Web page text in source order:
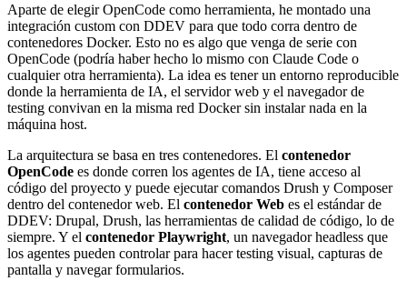
Aparte de elegir OpenCode como herramienta, he montado una
integración custom con DDEV para que todo corra dentro de
contenedores Docker. Esto no es algo que venga de serie con
OpenCode (podría haber hecho lo mismo con Claude Code o
cualquier otra herramienta). La idea es tener un entorno reproducible
donde la herramienta de IA, el servidor web y el navegador de
testing convivan en la misma red Docker sin instalar nada en la
máquina host.
La arquitectura se basa en tres contenedores. El contenedor
OpenCode es donde corren los agentes de IA, tiene acceso al
código del proyecto y puede ejecutar comandos Drush y Composer
dentro del contenedor web. El contenedor Web es el estándar de
DDEV: Drupal, Drush, las herramientas de calidad de código, lo de
siempre. Y el contenedor Playwright, un navegador headless que
los agentes pueden controlar para hacer testing visual, capturas de
pantalla y navegar formularios.